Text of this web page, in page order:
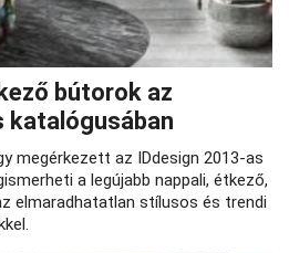
bútorok az
katalógusában
megérkezett az IDdesign 2013-as
a legújabb nappali, étkező,
elmaradhatatlan stílusos és trendi